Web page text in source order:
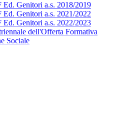
Ed. Genitori a.s. 2018/2019
Ed. Genitori a.s. 2021/2022
Ed. Genitori a.s. 2022/2023
dell'Offerta Formativa
Sociale